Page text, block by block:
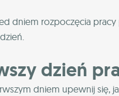
dniem rozpoczęcia
dzień
dniem upewnij się,